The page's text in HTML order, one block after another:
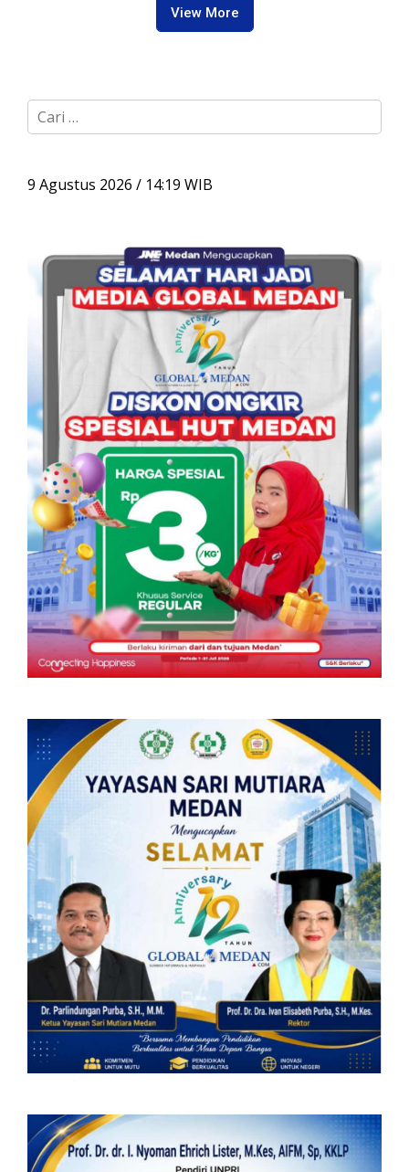
View More
C
a
u
9 Agustus 2026 / 14:19 WIB